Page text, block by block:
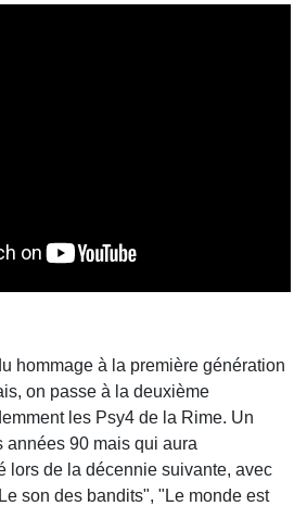
hommage à la première génération
on passe à la deuxième
les Psy4 de la Rime. Un
années 90 mais qui aura
lors de la décennie suivante, avec
son des bandits", "Le monde est